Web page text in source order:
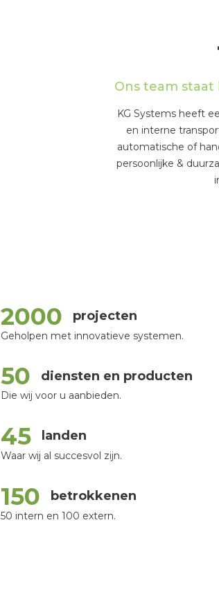
Ons team
KG Systems heeft
en interne
automatische of
persoonlijke &
2000 projecten
Geholpen met innovatieve systemen.
50 diensten en producten
Die wij voor u aanbieden.
45 landen
Waar wij al succesvol zijn.
150 betrokkenen
50 intern en 100 extern.